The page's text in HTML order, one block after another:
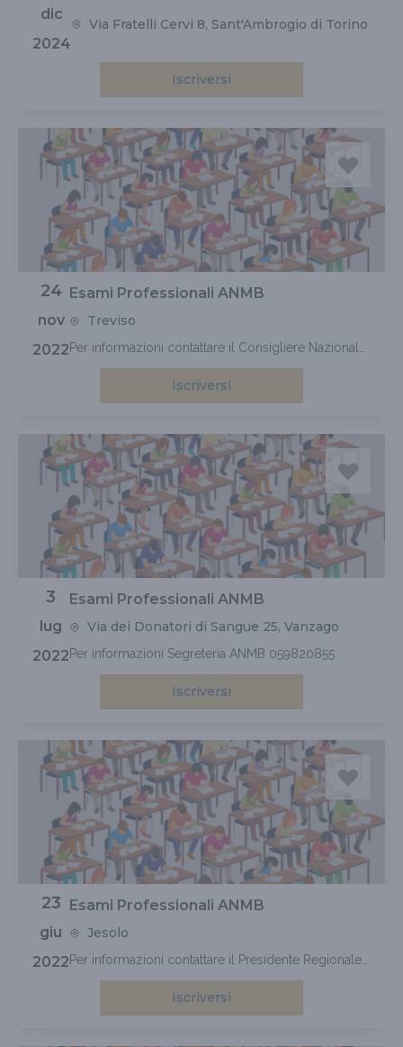
dic
2024
Via Fratelli Cervi 8, Sant'Ambrogio di Torino
Iscriversi
24
nov
2022
Esami Professionali ANMB
Treviso
Per informazioni contattare il Consigliere Nazionale
M° Ilario Scarpa 338.4516585
Iscriversi
3
lug
2022
Esami Professionali ANMB
Via dei Donatori di Sangue 25, Vanzago
Per informazioni Segreteria ANMB 059820855
Iscriversi
23
giu
2022
Esami Professionali ANMB
Jesolo
Per informazioni contattare il Presidente Regionale
Veneto M° Bettin Antonella 3395029610
Iscriversi